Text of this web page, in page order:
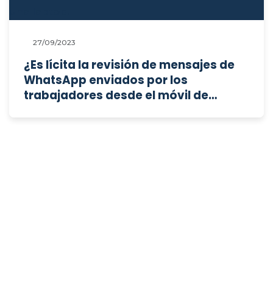
27/09/2023
¿Es lícita la revisión de mensajes de
WhatsApp enviados por los
trabajadores desde el móvil de